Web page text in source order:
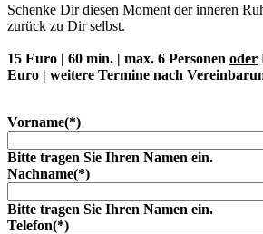
Schenke Dir diesen Moment der inneren
zurück zu Dir selbst.
15 Euro | 60 min. | max. 6 Personen oder
Euro | weitere Termine nach
Vorname(*)
Bitte tragen Sie Ihren Namen ein.
Nachname(*)
Bitte tragen Sie Ihren Namen ein.
Telefon(*)